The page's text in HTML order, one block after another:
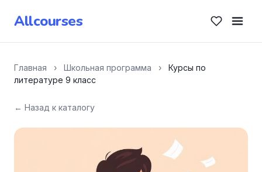
Allcourses
Главная › Школьная программа ›
Курсы по
литературе 9 класс
← Назад к каталогу